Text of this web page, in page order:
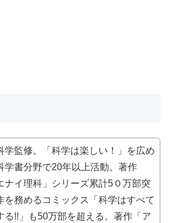
学監修。「科学は楽しい！」を広め
学書分野で20年以上活動。著作
ナイ理科」シリーズ累計5０万部突
を務めるコミックス「科学はすべて
る!!」も50万部を超える。著作「ア